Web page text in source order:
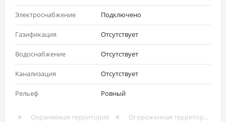
Электроснабжение Подключено
Газификация Отсутствует
Водоснабжение Отсутствует
Канализация Отсутствует
Рельеф Ровный
Охраняемая территория
Огороженная территория